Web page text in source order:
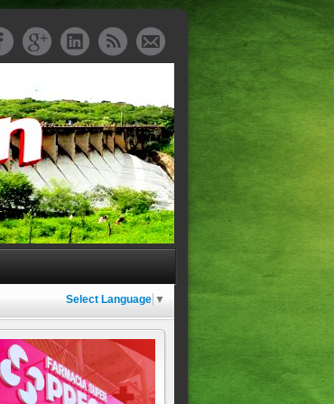
Select Language ▼